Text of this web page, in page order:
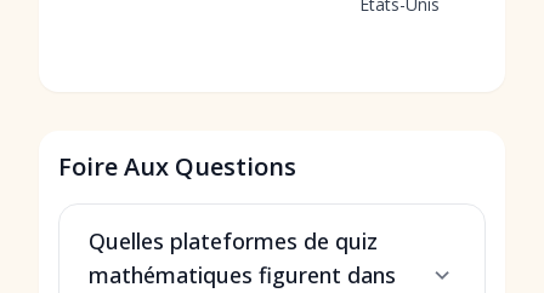
Foire Aux Questions
Quelles plateformes de quiz
mathématiques figurent dans